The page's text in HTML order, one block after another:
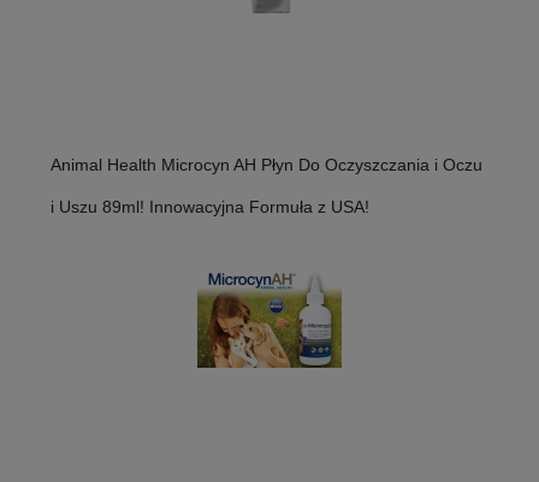
Animal Health Microcyn AH Płyn Do Oczyszczania i Oczu
i Uszu 89ml! Innowacyjna Formuła z USA!